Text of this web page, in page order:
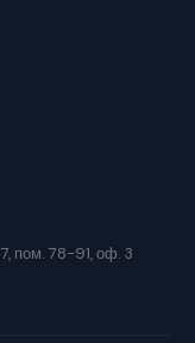
пом. 78-91, оф. 3